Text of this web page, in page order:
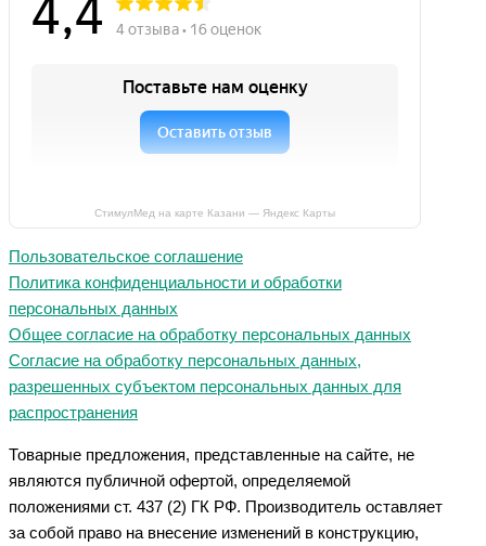
СтимулМед на карте Казани — Яндекс Карты
Пользовательское соглашение
Политика конфиденциальности и обработки
персональных данных
Общее согласие на обработку персональных данных
Согласие на обработку персональных данных,
разрешенных субъектом персональных данных для
распространения
Товарные предложения, представленные на сайте, не
являются публичной офертой, определяемой
положениями ст. 437 (2) ГК РФ. Производитель оставляет
за собой право на внесение изменений в конструкцию,